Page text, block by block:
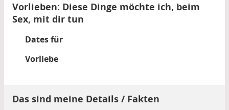
Vorlieben: Diese Dinge möchte ich, beim
Sex, mit dir tun
Dates für
Vorliebe
Das sind meine Details / Fakten